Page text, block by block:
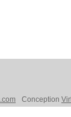
Conception